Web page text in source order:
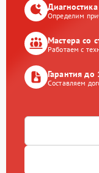
Определим
Мастера со
Работаем с
Гарантия до
Составляем